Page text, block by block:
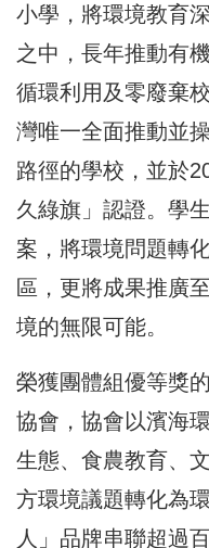
小學，將環境教育
之中，長年推動有
循環利用及零廢棄
灣唯一全面推動並
路徑的學校，並於
久綠旗」認證。學
案，將環境問題轉
區，更將成果推廣
境的無限可能。
榮獲團體組優等獎
協會，協會以濱海
生態、食農教育、
方環境議題轉化為
人」品牌串聯超過